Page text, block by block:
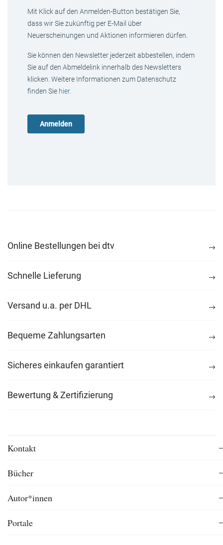
Mit Klick auf den Anmelden-Button bestätigen Sie,
dass wir Sie zukünftig per E-Mail über
Neuerscheinungen und Aktionen informieren dürfen.
Sie können den Newsletter jederzeit abbestellen, indem
Sie auf den Abmeldelink innerhalb des Newsletters
klicken. Weitere Informationen zum Datenschutz
finden Sie hier.
Online Bestellungen bei dtv
Schnelle Lieferung
Versand u.a. per DHL
Bequeme Zahlungsarten
Sicheres einkaufen garantiert
Bewertung & Zertifizierung
Kontakt
Bücher
Autor*innen
Portale